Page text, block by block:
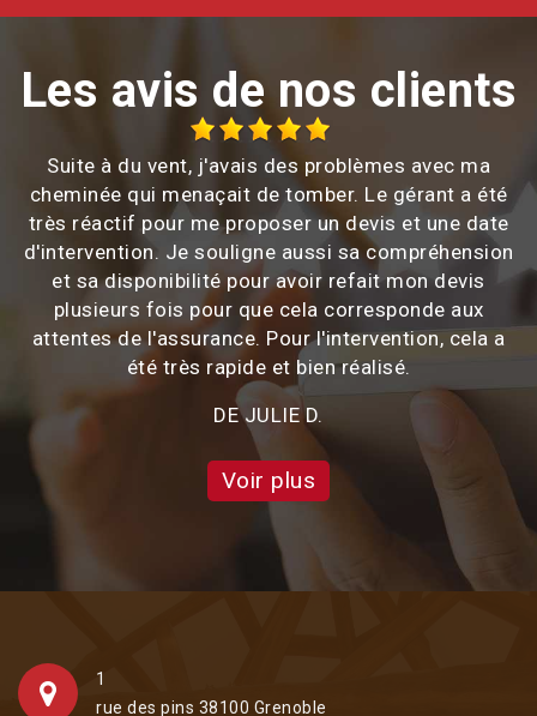
Les avis de nos clients
Suite à du vent, j'avais des problèmes avec ma
cheminée qui menaçait de tomber. Le gérant a été
très réactif pour me proposer un devis et une date
d'intervention. Je souligne aussi sa compréhension
et sa disponibilité pour avoir refait mon devis
plusieurs fois pour que cela corresponde aux
attentes de l'assurance. Pour l'intervention, cela a
été très rapide et bien réalisé.
DE JULIE D.
Voir plus
1
rue des pins 38100 Grenoble